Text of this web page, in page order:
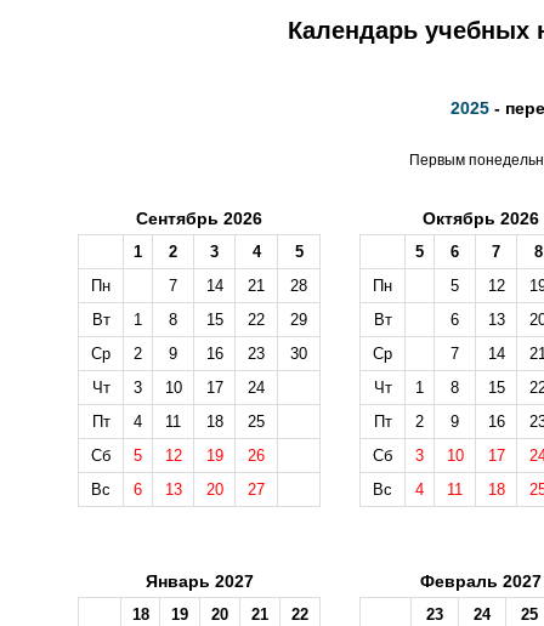
Календарь учебных
2025-
Первым
Сентябрь 2026
1 2 3 4
5
Пн
7 14 21
28
Вт
1 8 15 22
29
Ср
2 9 16 23
30
Чт
3 10 17
24
Пт
4 11 18
25
Сб
5 12 19
26
Вс
6 13 20 27
Октябрь 2026
5 6 7
8
Пн
5 12
Вт
6 13
Ср
7 14
Чт
1 8 15
Пт
2 9 16
Сб
3 10 17
Вс
4 11 18
Январь 2027
18 19 20 21
22
Февраль 2027
23 24
25